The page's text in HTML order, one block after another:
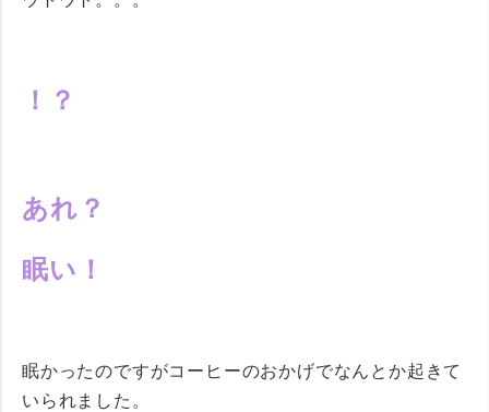
！？
あれ？
眠い！
眠かったのですがコーヒーのおかげでなんとか起きて
いられました。